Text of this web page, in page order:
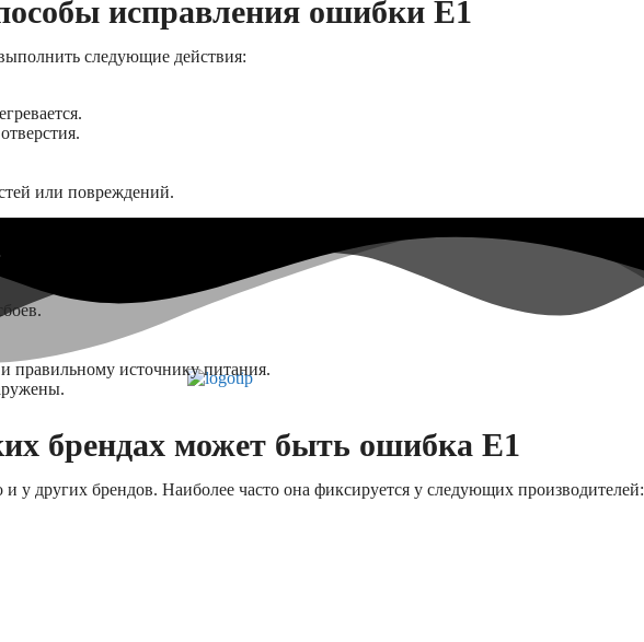
исправления ошибки E1
следующие действия:
или повреждений.
правильному источнику питания.
брендах может быть ошибка E1
у других брендов. Наиболее часто она фиксируется у следующих производителей: